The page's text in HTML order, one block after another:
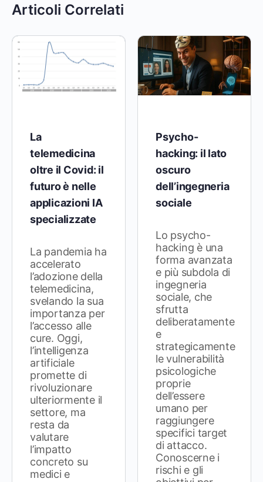
Articoli Correlati
La
telemedicina
oltre il Covid: il
futuro è nelle
applicazioni IA
specializzate
La pandemia ha
accelerato
l’adozione della
telemedicina,
svelando la sua
importanza per
l’accesso alle
cure. Oggi,
l’intelligenza
artificiale
promette di
rivoluzionare
ulteriormente il
settore, ma
resta da
valutare
l’impatto
concreto su
medici e
Psycho-
hacking: il lato
oscuro
dell’ingegneria
sociale
Lo psycho-
hacking è una
forma avanzata
e più subdola di
ingegneria
sociale, che
sfrutta
deliberatamente
e
strategicamente
le vulnerabilità
psicologiche
proprie
dell’essere
umano per
raggiungere
specifici target
di attacco.
Conoscerne i
rischi e gli